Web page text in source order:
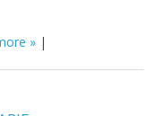
|